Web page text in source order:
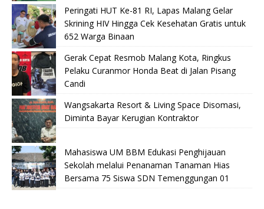
Peringati HUT Ke-81 RI, Lapas Malang Gelar
Skrining HIV Hingga Cek Kesehatan Gratis untuk
652 Warga Binaan
Gerak Cepat Resmob Malang Kota, Ringkus
Pelaku Curanmor Honda Beat di Jalan Pisang
Candi
Wangsakarta Resort & Living Space Disomasi,
Diminta Bayar Kerugian Kontraktor
Mahasiswa UM BBM Edukasi Penghijauan
Sekolah melalui Penanaman Tanaman Hias
Bersama 75 Siswa SDN Temenggungan 01